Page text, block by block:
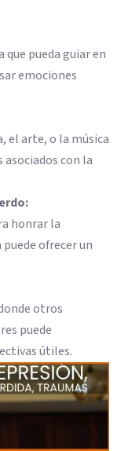
que pueda guiar en
emociones
el arte, o la música
con la
honrar la
ofrecer un
otros
puede
útiles.